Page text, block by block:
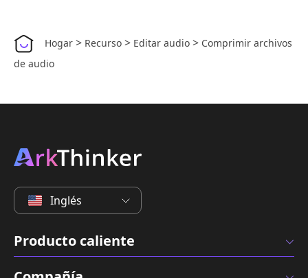
Hogar > Recurso > Editar audio > Comprimir archivos
de audio
Inglés
Producto caliente